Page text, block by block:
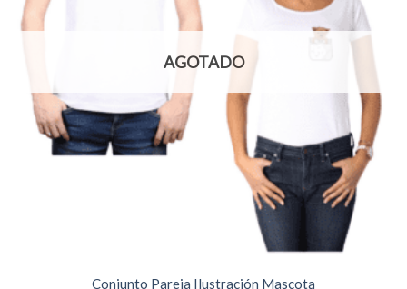
AGOTADO
Conjunto Pareja Ilustración Mascota